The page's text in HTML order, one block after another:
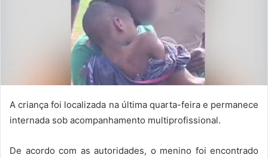
A criança foi localizada na última quarta-feira e permanece
internada sob acompanhamento multiprofissional.
De acordo com as autoridades, o menino foi encontrado